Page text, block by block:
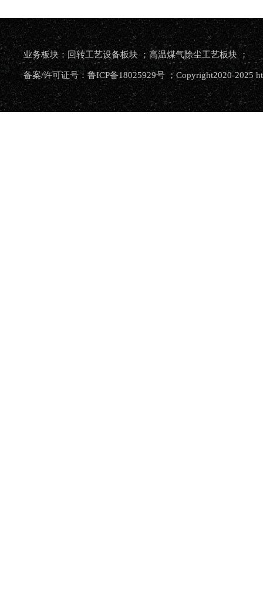
业务板块：回转工艺设备板块 ；高温煤气除尘工艺板块 ；
备案/许可证号：鲁ICP备18025929号 ；Copyright2020-2025